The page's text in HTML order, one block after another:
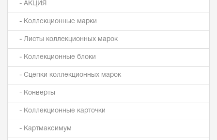
- АКЦИЯ
- Коллекционные марки
- Листы коллекционных марок
- Коллекционные блоки
- Сцепки коллекционных марок
- Конверты
- Коллекционные карточки
- Картмаксимум